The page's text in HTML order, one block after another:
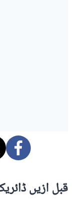
قبل ازیں